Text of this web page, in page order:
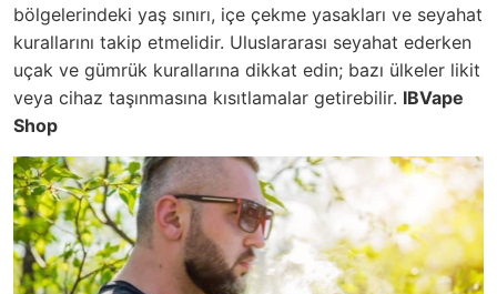
bölgelerindeki yaş sınırı, içe çekme yasakları ve seyahat
kurallarını takip etmelidir. Uluslararası seyahat ederken
uçak ve gümrük kurallarına dikkat edin; bazı ülkeler likit
veya cihaz taşınmasına kısıtlamalar getirebilir. IBVape
Shop